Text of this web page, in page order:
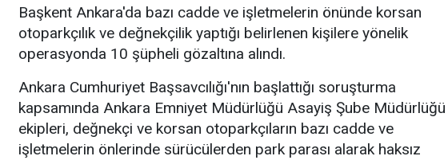
Başkent Ankara'da bazı cadde ve işletmelerin önünde korsan
otoparkçılık ve değnekçilik yaptığı belirlenen kişilere yönelik
operasyonda 10 şüpheli gözaltına alındı.
Ankara Cumhuriyet Başsavcılığı'nın başlattığı soruşturma
kapsamında Ankara Emniyet Müdürlüğü Asayiş Şube Müdürlüğü
ekipleri, değnekçi ve korsan otoparkçıların bazı cadde ve
işletmelerin önlerinde sürücülerden park parası alarak haksız